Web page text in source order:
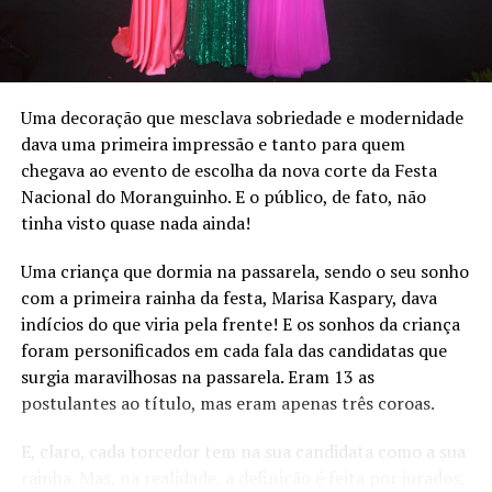
municipalidade, considerando que os valores investidos
foram também em estruturas que ficam para o ente
público.
da festa e lamentaram os números, contudo lembraram
que a festa é patrimônio cultural imaterial de Bom
Princípio.
Uma decoração que mesclava sobriedade e modernidade
dava uma primeira impressão e tanto para quem
chegava ao evento de escolha da nova corte da Festa
Nacional do Moranguinho. E o público, de fato, não
tinha visto quase nada ainda!
Uma criança que dormia na passarela, sendo o seu sonho
com a primeira rainha da festa, Marisa Kaspary, dava
indícios do que viria pela frente! E os sonhos da criança
foram personificados em cada fala das candidatas que
surgia maravilhosas na passarela. Eram 13 as
postulantes ao título, mas eram apenas três coroas.
E, claro, cada torcedor tem na sua candidata como a sua